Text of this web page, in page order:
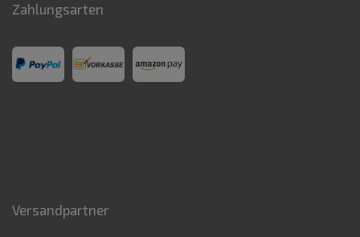
Zahlungsarten
Versandpartner